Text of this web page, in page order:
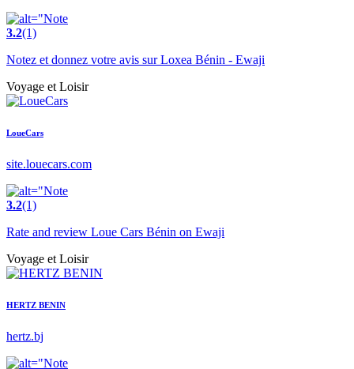
3.2(1)
Notez et donnez votre avis sur Loxea Bénin - Ewaji
Voyage et Loisir
LoueCars
site.louecars.com
3.2(1)
Rate and review Loue Cars Bénin on Ewaji
Voyage et Loisir
HERTZ BENIN
hertz.bj